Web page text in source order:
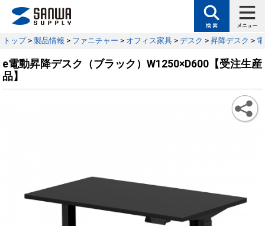
トップ> 製品情報 > ファニチャー > オフィス家具 > デスク > 昇降デスク >
e電動昇降デスク（ブラック）W1250×D600【受注生産
品】